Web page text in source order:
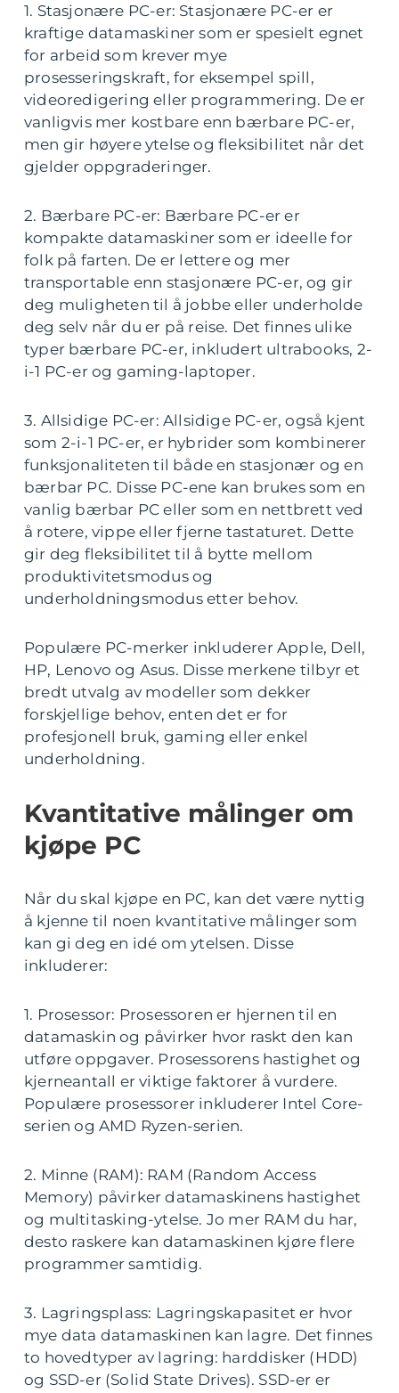
1. Stasjonære PC-er: Stasjonære PC-er er
kraftige datamaskiner som er spesielt egnet
for arbeid som krever mye
prosesseringskraft, for eksempel spill,
videoredigering eller programmering. De er
vanligvis mer kostbare enn bærbare PC-er,
men gir høyere ytelse og fleksibilitet når det
gjelder oppgraderinger.
2. Bærbare PC-er: Bærbare PC-er er
kompakte datamaskiner som er ideelle for
folk på farten. De er lettere og mer
transportable enn stasjonære PC-er, og gir
deg muligheten til å jobbe eller underholde
deg selv når du er på reise. Det finnes ulike
typer bærbare PC-er, inkludert ultrabooks, 2-
i-1 PC-er og gaming-laptoper.
3. Allsidige PC-er: Allsidige PC-er, også kjent
som 2-i-1 PC-er, er hybrider som kombinerer
funksjonaliteten til både en stasjonær og en
bærbar PC. Disse PC-ene kan brukes som en
vanlig bærbar PC eller som en nettbrett ved
å rotere, vippe eller fjerne tastaturet. Dette
gir deg fleksibilitet til å bytte mellom
produktivitetsmodus og
underholdningsmodus etter behov.
Populære PC-merker inkluderer Apple, Dell,
HP, Lenovo og Asus. Disse merkene tilbyr et
bredt utvalg av modeller som dekker
forskjellige behov, enten det er for
profesjonell bruk, gaming eller enkel
underholdning.
Kvantitative målinger om
kjøpe PC
Når du skal kjøpe en PC, kan det være nyttig
å kjenne til noen kvantitative målinger som
kan gi deg en idé om ytelsen. Disse
inkluderer:
1. Prosessor: Prosessoren er hjernen til en
datamaskin og påvirker hvor raskt den kan
utføre oppgaver. Prosessorens hastighet og
kjerneantall er viktige faktorer å vurdere.
Populære prosessorer inkluderer Intel Core-
serien og AMD Ryzen-serien.
2. Minne (RAM): RAM (Random Access
Memory) påvirker datamaskinens hastighet
og multitasking-ytelse. Jo mer RAM du har,
desto raskere kan datamaskinen kjøre flere
programmer samtidig.
3. Lagringsplass: Lagringskapasitet er hvor
mye data datamaskinen kan lagre. Det finnes
to hovedtyper av lagring: harddisker (HDD)
og SSD-er (Solid State Drives). SSD-er er